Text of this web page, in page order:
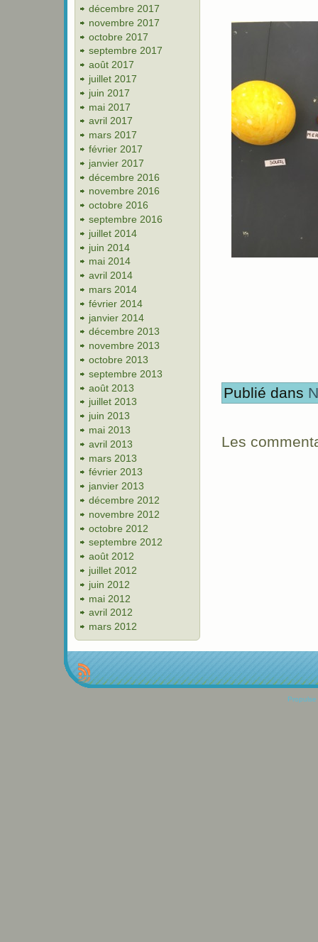
décembre 2017
novembre 2017
octobre 2017
septembre 2017
août 2017
juillet 2017
juin 2017
mai 2017
avril 2017
mars 2017
février 2017
janvier 2017
décembre 2016
novembre 2016
octobre 2016
septembre 2016
juillet 2014
juin 2014
mai 2014
avril 2014
mars 2014
février 2014
janvier 2014
décembre 2013
novembre 2013
octobre 2013
septembre 2013
août 2013
juillet 2013
juin 2013
mai 2013
avril 2013
mars 2013
février 2013
janvier 2013
décembre 2012
novembre 2012
octobre 2012
septembre 2012
août 2012
juillet 2012
juin 2012
mai 2012
avril 2012
mars 2012
Publié dans
Les